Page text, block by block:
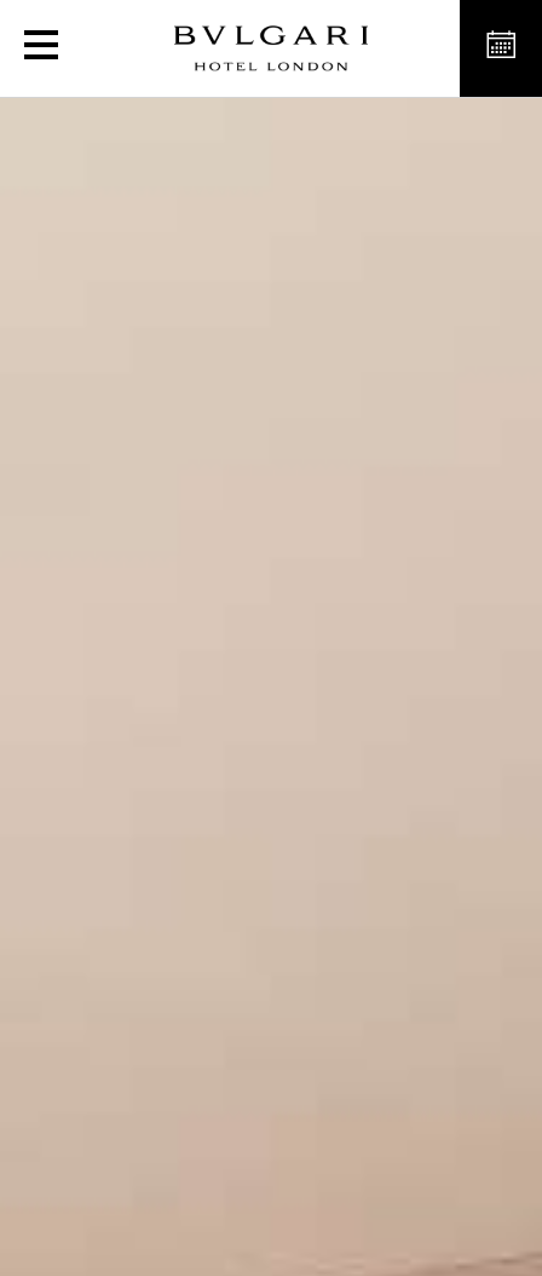
Spa hôtel à Londres